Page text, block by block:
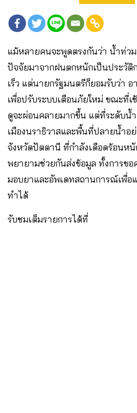
แม้หลายคนจะพูดตรงกันว่า น้ำท่ว
ปัจจัยมาจากฝนตกหนักเป็นประวัติ
เร็ว แต่นายกรัฐมนตรีก็ยอมรับว่า
เพื่อปรับระบบเตือนภัยใหม่ ขณะที่เ
ดูจะผ่อนคลายมากขึ้น แต่ที่ระดับน้
เมืองนราธิวาสและพื้นที่ปลายน้ำอ
จังหวัดปัตตานี ที่กำลังเดือดร้อนห
พยายามช่วยกันส่งข้อมูล ทั้งการขอ
มอบยาและอัพเดทสถานการณ์เพื่อ
ทำได้
รับชมเต็มรายการได้ที่